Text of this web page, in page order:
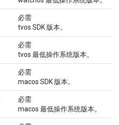
必需
tvos SDK 版本。
必需
tvos 最低操作系统版本。
必需
macos SDK 版本。
必需
macos 最低操作系统版本。